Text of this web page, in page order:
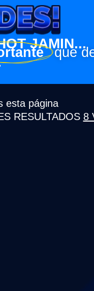
JAMIN...
que
esta página
RESULTADOS 8